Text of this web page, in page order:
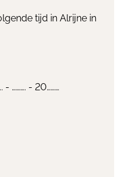
tijd in Alrijne in
- ………. - 20………